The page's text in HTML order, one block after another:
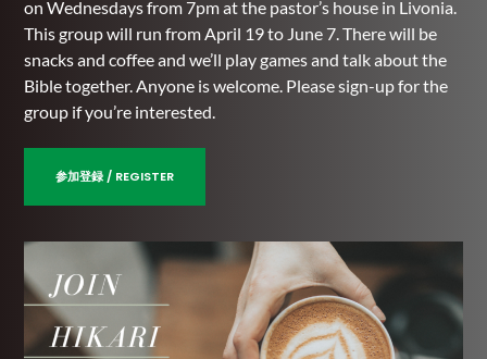
on Wednesdays from 7pm at the pastor’s house in Livonia.
This group will run from April 19 to June 7. There will be
snacks and coffee and we’ll play games and talk about the
Bible together. Anyone is welcome. Please sign-up for the
group if you’re interested.
参加登録 / REGISTER